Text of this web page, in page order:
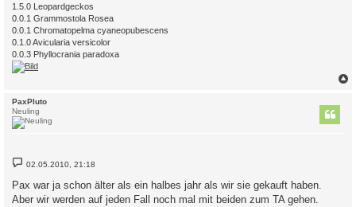
1.5.0 Leopardgeckos
0.0.1 Grammostola Rosea
0.0.1 Chromatopelma cyaneopubescens
0.1.0 Avicularia versicolor
0.0.3 Phyllocrania paradoxa
PaxPluto
Neuling
B
e
t
r
02.05.2010, 21:18
Pax war ja schon älter als ein halbes jahr als wir sie gekauft haben.
Aber wir werden auf jeden Fall noch mal mit beiden zum TA gehen.